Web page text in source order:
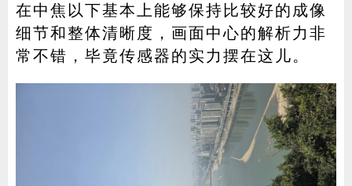
在中焦以下基本上能够保持比较好的成像
细节和整体清晰度，画面中心的解析力非
常不错，毕竟传感器的实力摆在这儿。